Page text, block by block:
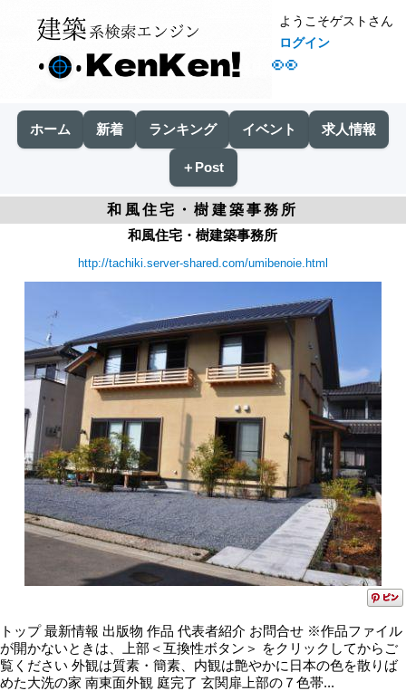
👀
ようこそゲストさん
ログイン
ホーム 新着 ランキング イベント 求人情報
＋Post
和風住宅・樹建築事務所
和風住宅・樹建築事務所
http://tachiki.server-shared.com/umibenoie.html
トップ 最新情報 出版物 作品 代表者紹介 お問合せ ※作品ファイル
が開かないときは、上部＜互換性ボタン＞ をクリックしてからご
覧ください 外観は質素・簡素、内観は艶やかに日本の色を散りば
めた大洗の家 南東面外観 庭完了 玄関扉上部の７色帯...